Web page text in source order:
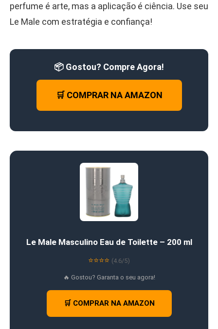
perfume é arte, mas a aplicação é ciência. Use seu
Le Male com estratégia e confiança!
📦 Gostou? Compre Agora!
🛒 COMPRAR NA AMAZON
Le Male Masculino Eau de Toilette – 200 ml
⭐⭐⭐⭐ (4.6/5)
🔥 Gostou? Garanta o seu agora!
🛒 COMPRAR NA AMAZON